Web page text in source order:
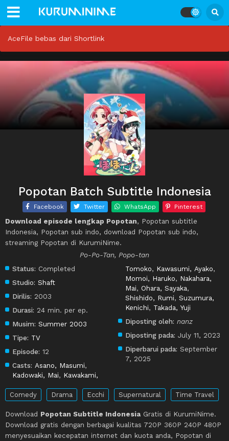
AceFile bebas dari Shortlink
Popotan Batch Subtitle Indonesia
Facebook Twitter WhatsApp Pinterest
Download episode lengkap Popotan, Popotan subtitle
Indonesia, Popotan sub indo, download Popotan sub indo,
streaming Popotan di KurumiNime.
Po-Po-Tan, Popo-tan
Status: Completed
Studio: Shaft
Dirilis: 2003
Durasi: 24 min. per ep.
Musim: Summer 2003
Tipe: TV
Episode: 12
Casts: Asano, Masumi,
Kadowaki, Mai, Kawakami,
Tomoko, Kawasumi, Ayako,
Momoi, Haruko, Nakahara,
Mai, Ohara, Sayaka,
Shishido, Rumi,Suzumura,
Kenichi, Takada, Yuji
Diposting oleh: nanz
Diposting pada: July 11, 2023
Diperbarui pada: September
7, 2025
Comedy Drama Ecchi Supernatural Time Travel
Download Popotan Subtitle Indonesia Gratis di KurumiNime.
Download gratis dengan berbagai kualitas 720P 360P 240P 480P
menyesuaikan kecepatan internet dan kuota anda, Popotan di